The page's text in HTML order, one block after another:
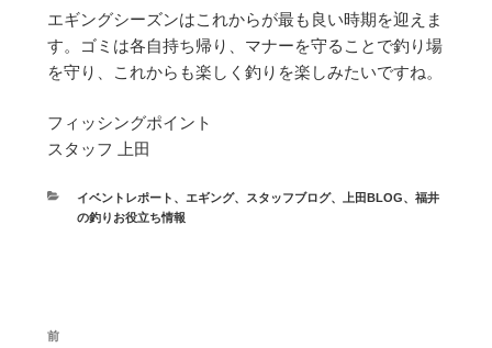
エギングシーズンはこれからが最も良い時期を迎えま
す。ゴミは各自持ち帰り、マナーを守ることで釣り場
を守り、これからも楽しく釣りを楽しみたいですね。
フィッシングポイント
スタッフ 上田
カ
テ
イベントレポート 、 エギング、 スタッフブログ、 上田BLOG、福井
の釣りお役立ち情報
投
前
前